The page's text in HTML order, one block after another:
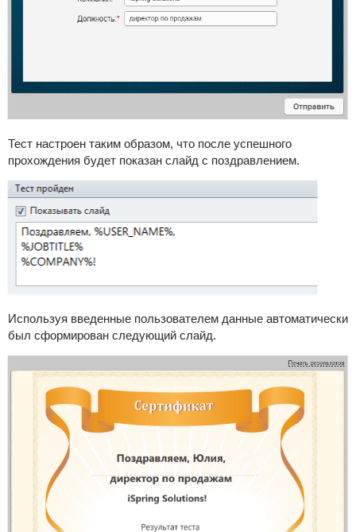
Тест настроен таким образом, что после успешного
прохождения будет показан слайд с поздравлением.
Используя введенные пользователем данные автоматически
был сформирован следующий слайд.